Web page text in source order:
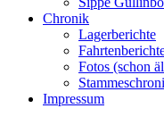
Chronik
Lagerberichte
Fotos (schon
Impressum